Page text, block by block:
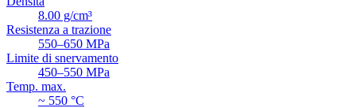
8.00 g/cm³
Resistenza a trazione
550–650 MPa
Limite di snervamento
450–550 MPa
Temp. max.
~ 550 °C